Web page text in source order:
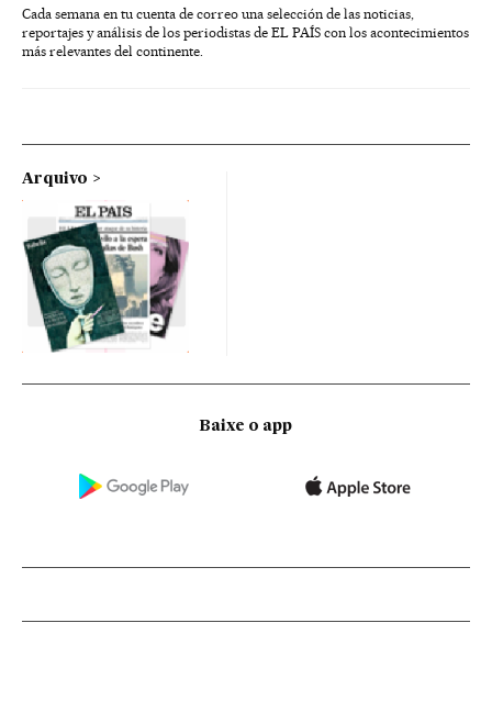
Cada semana en tu cuenta de correo una selección de las noticias,
reportajes y análisis de los periodistas de EL PAÍS con los acontecimientos
más relevantes del continente.
Arquivo
Baixe o app